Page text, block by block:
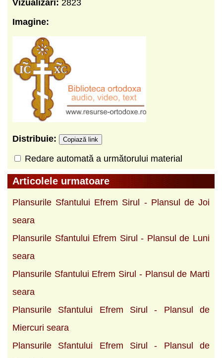
Vizualizari: 2823
Imagine:
Distribuie: Copiază link
Redare automată a următorului material
Articolele urmatoare
Plansurile Sfantului Efrem Sirul - Plansul de Joi
seara
Plansurile Sfantului Efrem Sirul - Plansul de Luni
seara
Plansurile Sfantului Efrem Sirul - Plansul de Marti
seara
Plansurile Sfantului Efrem Sirul - Plansul de
Miercuri seara
Plansurile Sfantului Efrem Sirul - Plansul de